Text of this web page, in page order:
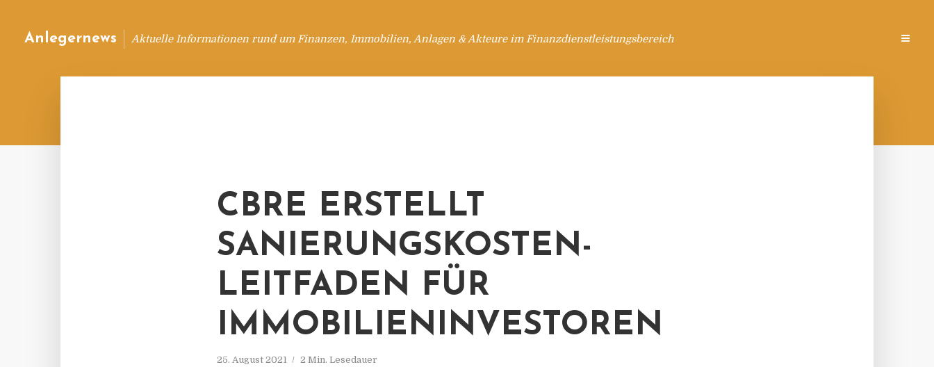
Anlegernews Aktuelle Informationen rund um Finanzen, Immobilien, Anlagen & Akteure im Finanzdienstleistungsbereich
CBRE ERSTELLT
SANIERUNGSKOSTEN-
LEITFADEN FÜR
IMMOBILIENINVESTOREN
25. August 2021 2 Min. Lesedauer